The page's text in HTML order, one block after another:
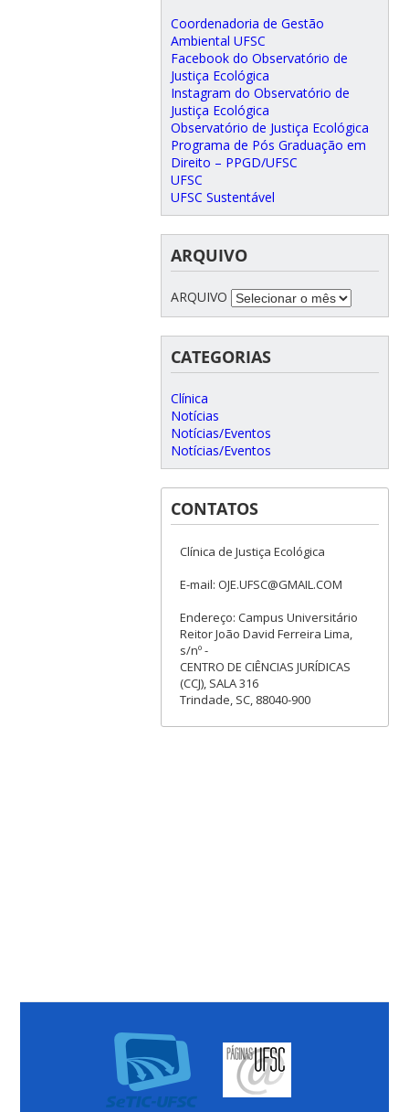
Coordenadoria de Gestão
Ambiental UFSC
Facebook do Observatório de
Justiça Ecológica
Instagram do Observatório de
Justiça Ecológica
Observatório de Justiça Ecológica
Programa de Pós Graduação em
Direito – PPGD/UFSC
UFSC
UFSC Sustentável
ARQUIVO
ARQUIVO
CATEGORIAS
Clínica
Notícias
Notícias/Eventos
Notícias/Eventos
CONTATOS
Clínica de Justiça Ecológica
E-mail: OJE.UFSC@GMAIL.COM
Endereço: Campus Universitário
Reitor João David Ferreira Lima,
s/nº -
CENTRO DE CIÊNCIAS JURÍDICAS
(CCJ), SALA 316
Trindade, SC, 88040-900